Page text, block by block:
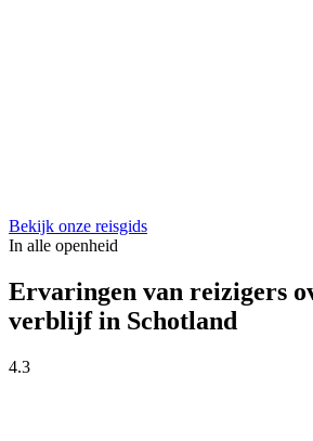
Bekijk onze reisgids
In alle openheid
Ervaringen van reizigers
verblijf in Schotland
4.3